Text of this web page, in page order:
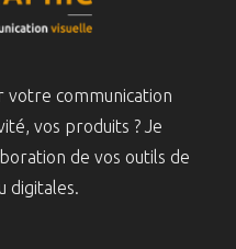
votre communication
vos produits ? Je
de vos outils de
digitales.